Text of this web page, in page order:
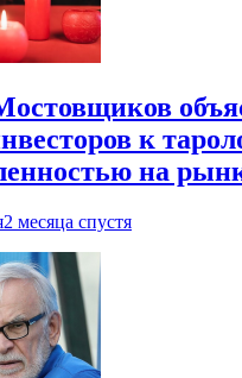
к
на
2 месяца спустя